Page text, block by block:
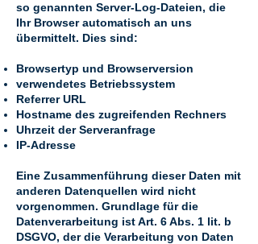
so genannten Server-Log-Dateien, die
Ihr Browser automatisch an uns
übermittelt. Dies sind:
Browsertyp und Browserversion
verwendetes Betriebssystem
Referrer URL
Hostname des zugreifenden Rechners
Uhrzeit der Serveranfrage
IP-Adresse
Eine Zusammenführung dieser Daten mit
anderen Datenquellen wird nicht
vorgenommen. Grundlage für die
Datenverarbeitung ist Art. 6 Abs. 1 lit. b
DSGVO, der die Verarbeitung von Daten